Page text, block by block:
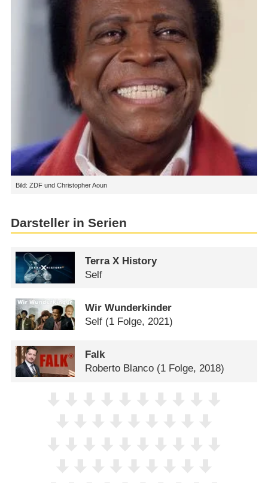
Bild: ZDF und Christopher Aoun
Darsteller in Serien
Terra X History
Self
Wir Wunderkinder
Self (1 Folge, 2021)
Falk
Roberto Blanco (1 Folge, 2018)